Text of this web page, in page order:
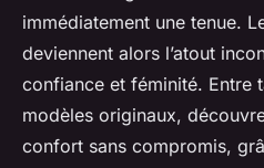
immédiatement une tenue.
deviennent alors l’atout
confiance et féminité. Entre
modèles originaux,
confort sans compromis,